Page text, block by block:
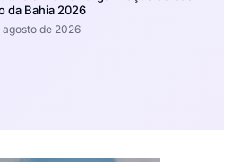
da Bahia 2026
agosto de 2026